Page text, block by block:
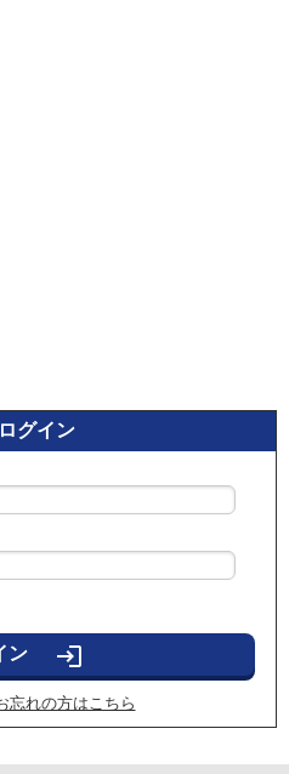
グイン
login
忘れの方はこちら